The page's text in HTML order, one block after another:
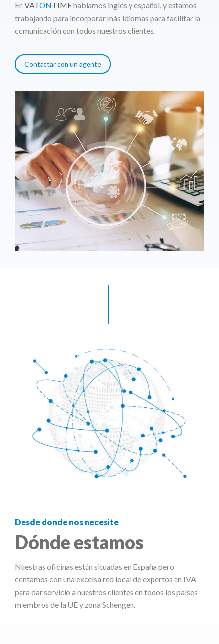
En VATONTIMEhablamos inglés y español, y estamos
trabajando para incorporar más idiomas para facilitar la
comunicación con todos nuestros clientes.
Contactar con un agente
Desde donde nos necesite
Dónde estamos
Nuestras oficinas están situadas en España pero
contamos con una excelsa red local de expertos en IVA
para dar servicio a nuestros clientes en todos los países
miembros de la UE y zona Schengen.